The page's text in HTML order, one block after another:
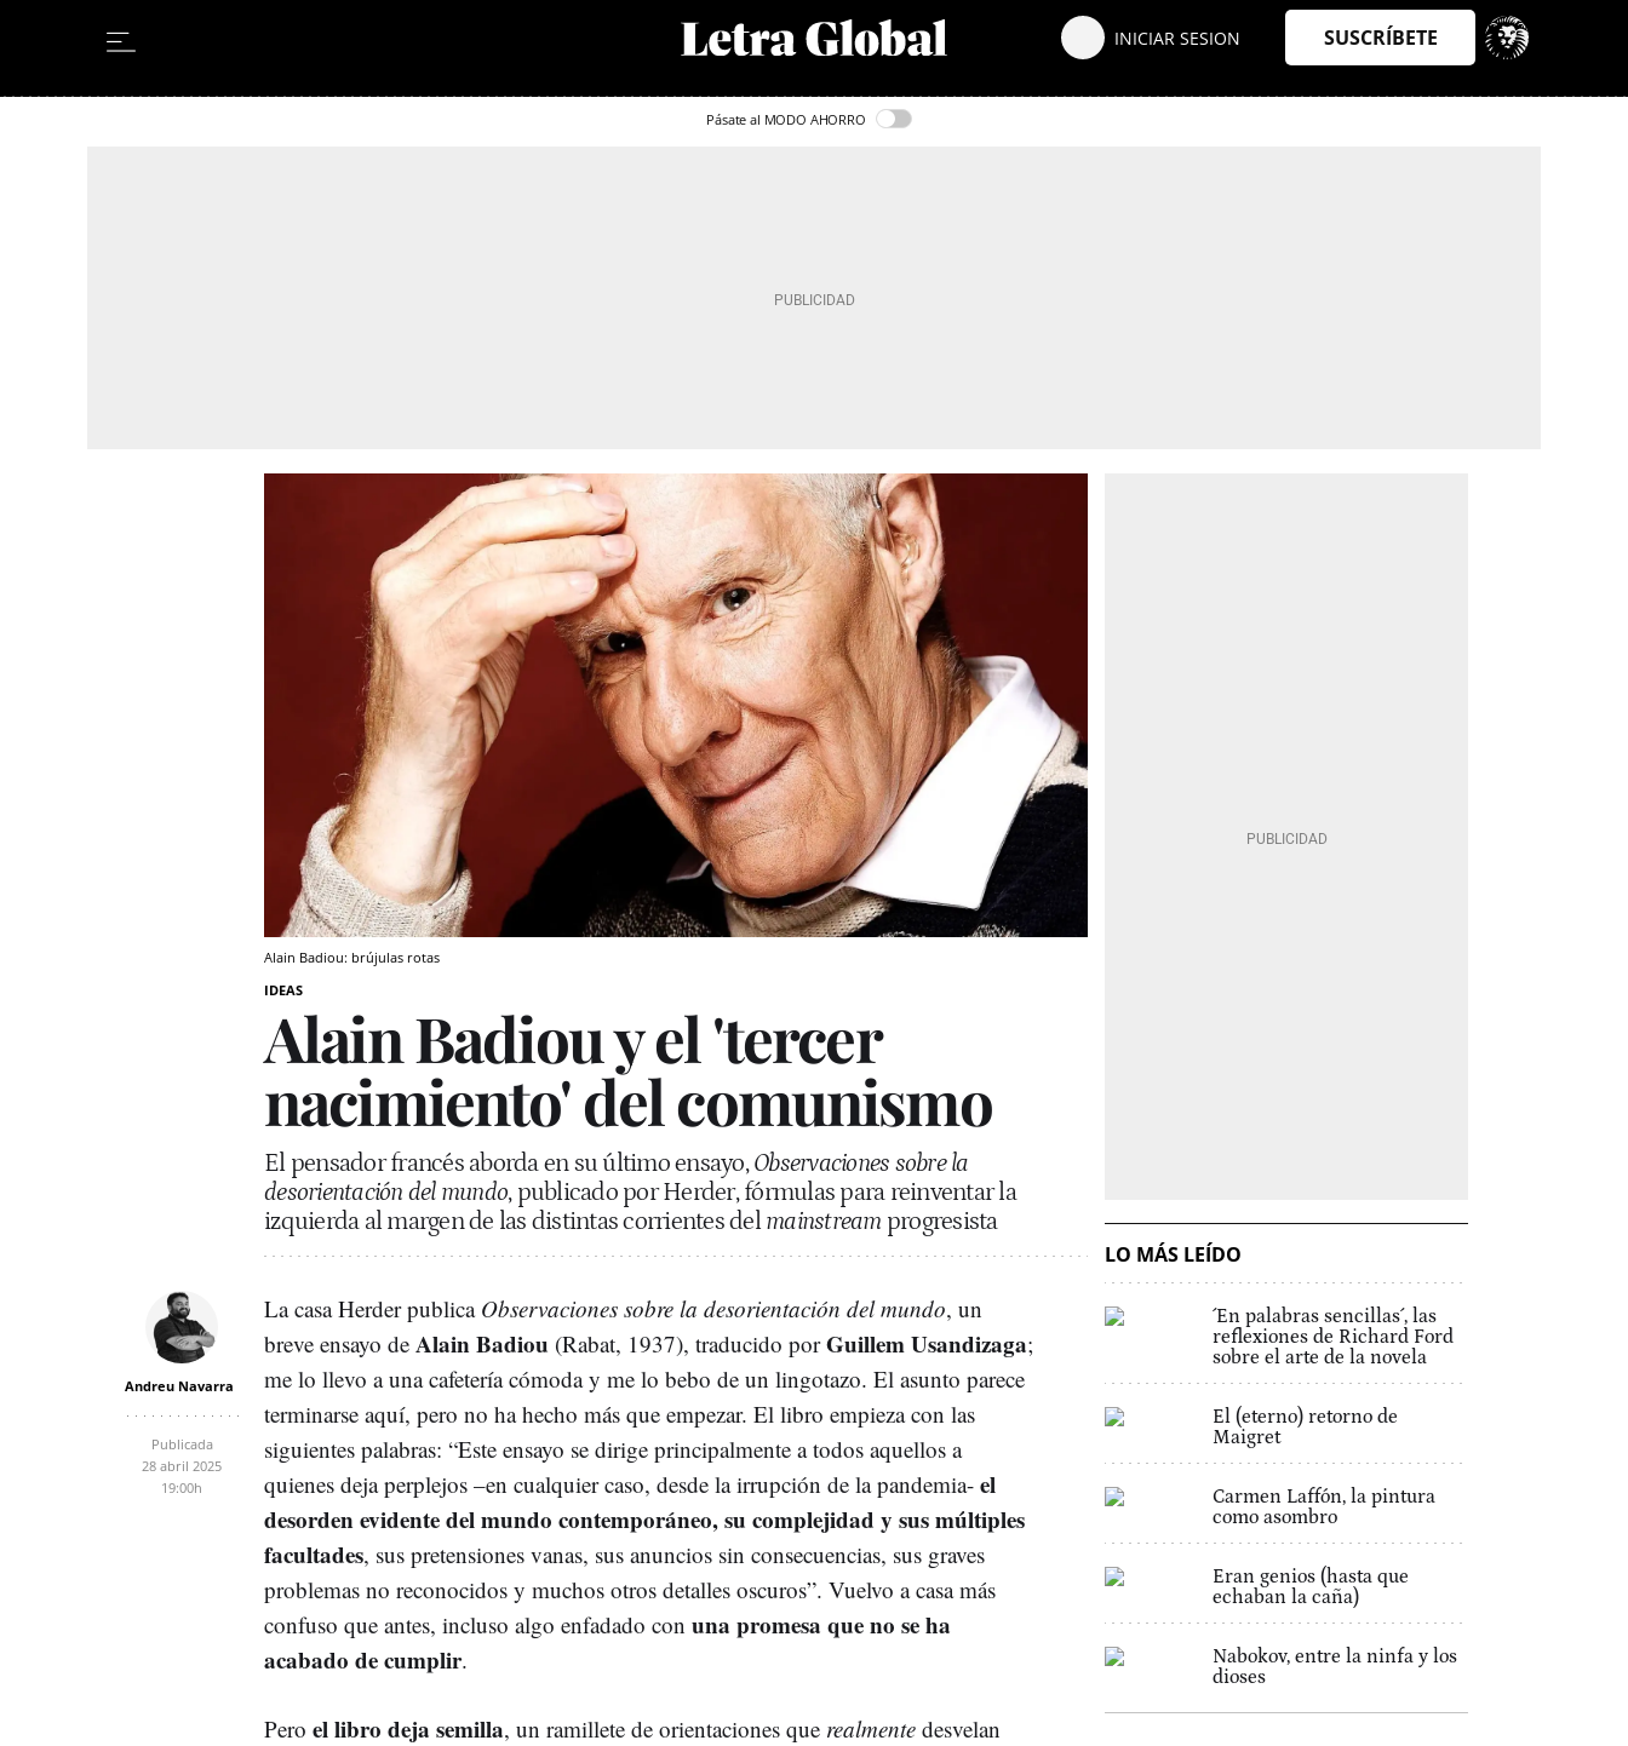
Pásate al MODO AHORRO
Alain Badiou: brújulas rotas
IDEAS
Alain Badiou y el 'tercer
nacimiento' del comunismo
El pensador francés aborda en su último ensayo,Observaciones sobre la
desorientación del mundo, publicado por Herder, fórmulas para reinventar la
izquierda al margen de las distintas corrientes delmainstream progresista
Andreu Navarra
Publicada
28 abril 2025
19:00h
La casa Herder publica Observaciones sobre la desorientación del mundo, un
breve ensayo de Alain Badiou (Rabat, 1937), traducido porGuillem Usandizaga;
me lo llevo a una cafetería cómoda y me lo bebo de un lingotazo. El asunto parece
terminarse aquí, pero no ha hecho más que empezar. El libro empieza con las
siguientes palabras: “Este ensayo se dirige principalmente a todos aquellos a
quienes deja perplejos –en cualquier caso, desde la irrupción de la pandemia- el
desorden evidente del mundo contemporáneo, su complejidad y sus múltiples
facultades, sus pretensiones vanas, sus anuncios sin consecuencias, sus graves
problemas no reconocidos y muchos otros detalles oscuros”. Vuelvo a casa más
confuso que antes, incluso algo enfadado con una promesa que no se ha
acabado de cumplir.
Pero el libro deja semilla, un ramillete de orientaciones que realmente desvelan
LO MÁS LEÍDO
´En palabras sencillas´, las
reflexiones de Richard Ford
sobre el arte de la novela
El (eterno) retorno de
Maigret
Carmen Laffón, la pintura
como asombro
Eran genios (hasta que
echaban la caña)
Nabokov, entre la ninfa y los
dioses